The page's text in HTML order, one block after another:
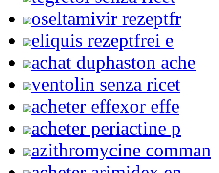
oseltamivir rezeptfr
eliquis rezeptfrei e
achat duphaston ache
ventolin senza ricet
acheter effexor effe
acheter periactine p
azithromycine comman